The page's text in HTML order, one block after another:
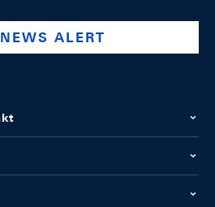
company/swiss-national-
@swissnationalbank
ALERT